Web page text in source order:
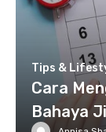
Tips &
Cara
Bahaya